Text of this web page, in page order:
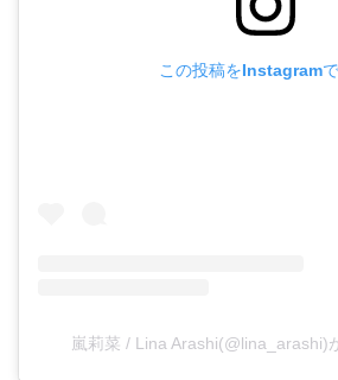
この投稿をInstagram
嵐莉菜 / Lina Arashi(@lina_arashi)